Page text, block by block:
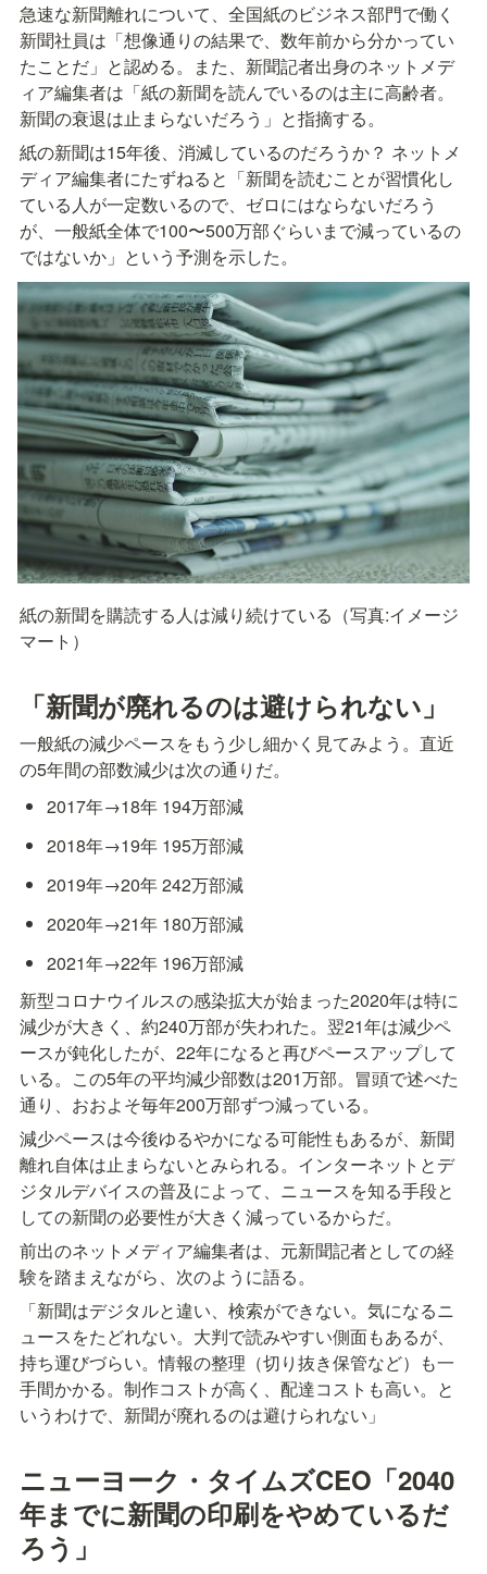
急速な新聞離れについて、全国紙のビジネス部門で働く
新聞社員は「想像通りの結果で、数年前から分かってい
たことだ」と認める。また、新聞記者出身のネットメデ
ィア編集者は「紙の新聞を読んでいるのは主に高齢者。
新聞の衰退は止まらないだろう」と指摘する。
紙の新聞は15年後、消滅しているのだろうか？ ネットメ
ディア編集者にたずねると「新聞を読むことが習慣化し
ている人が一定数いるので、ゼロにはならないだろう
が、一般紙全体で100〜500万部ぐらいまで減っているの
ではないか」という予測を示した。
紙の新聞を購読する人は減り続けている（写真:イメージ
マート）
「新聞が廃れるのは避けられない」
一般紙の減少ペースをもう少し細かく見てみよう。直近
の5年間の部数減少は次の通りだ。
2017年→18年 194万部減
2018年→19年 195万部減
2019年→20年 242万部減
2020年→21年 180万部減
2021年→22年 196万部減
新型コロナウイルスの感染拡大が始まった2020年は特に
減少が大きく、約240万部が失われた。翌21年は減少ペ
ースが鈍化したが、22年になると再びペースアップして
いる。この5年の平均減少部数は201万部。冒頭で述べた
通り、おおよそ毎年200万部ずつ減っている。
減少ペースは今後ゆるやかになる可能性もあるが、新聞
離れ自体は止まらないとみられる。インターネットとデ
ジタルデバイスの普及によって、ニュースを知る手段と
しての新聞の必要性が大きく減っているからだ。
前出のネットメディア編集者は、元新聞記者としての経
験を踏まえながら、次のように語る。
「新聞はデジタルと違い、検索ができない。気になるニ
ュースをたどれない。大判で読みやすい側面もあるが、
持ち運びづらい。情報の整理（切り抜き保管など）も一
手間かかる。制作コストが高く、配達コストも高い。と
いうわけで、新聞が廃れるのは避けられない」
ニューヨーク・タイムズCEO「2040
年までに新聞の印刷をやめているだ
ろう」